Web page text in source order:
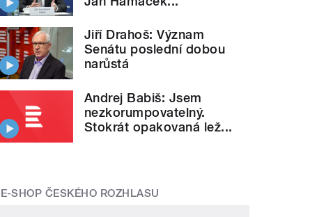
Jiří Drahoš: Význam
Senátu poslední dobou
narůstá
Andrej Babiš: Jsem
nezkorumpovatelný.
Stokrát opakovaná lež...
E-SHOP ČESKÉHO ROZHLASU